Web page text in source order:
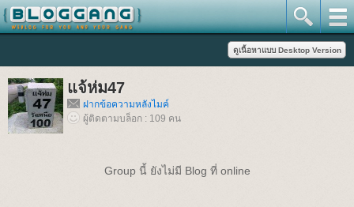
แจ้ห่ม47
ฝากข้อความหลังไมค์
ผู้ติดตามบล็อก : 109 คน
Group นี้ ยังไม่มี Blog ที่ online